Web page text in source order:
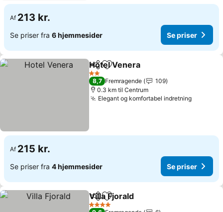
Af 213 kr.
Se priser fra 6 hjemmesider Se priser
Del Føj til favoritter
Hotel Venera
2 Stjerner
8,7 Fremragende
109
0.3 km til Centrum
Elegant og komfortabel indretning
Af 215 kr.
Se priser fra 4 hjemmesider Se priser
Del Føj til favoritter
Villa Fjorald
4 Stjerner